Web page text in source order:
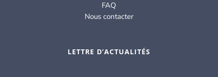
FAQ
Nous contacter
LETTRE D’ACTUALITÉS